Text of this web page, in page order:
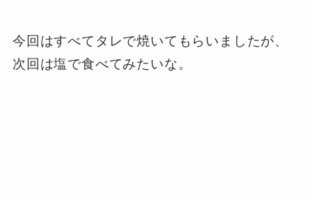
今回はすべてタレで焼いてもらいましたが、
次回は塩で食べてみたいな。